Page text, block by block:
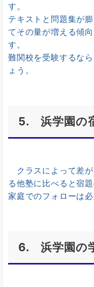
す。
テキストと問題集が
てその量が増える傾
す。
難関校を受験するな
ょう。
5. 浜学園の
クラスによって差
る他塾に比べると宿
家庭でのフォローは必
6. 浜学園の